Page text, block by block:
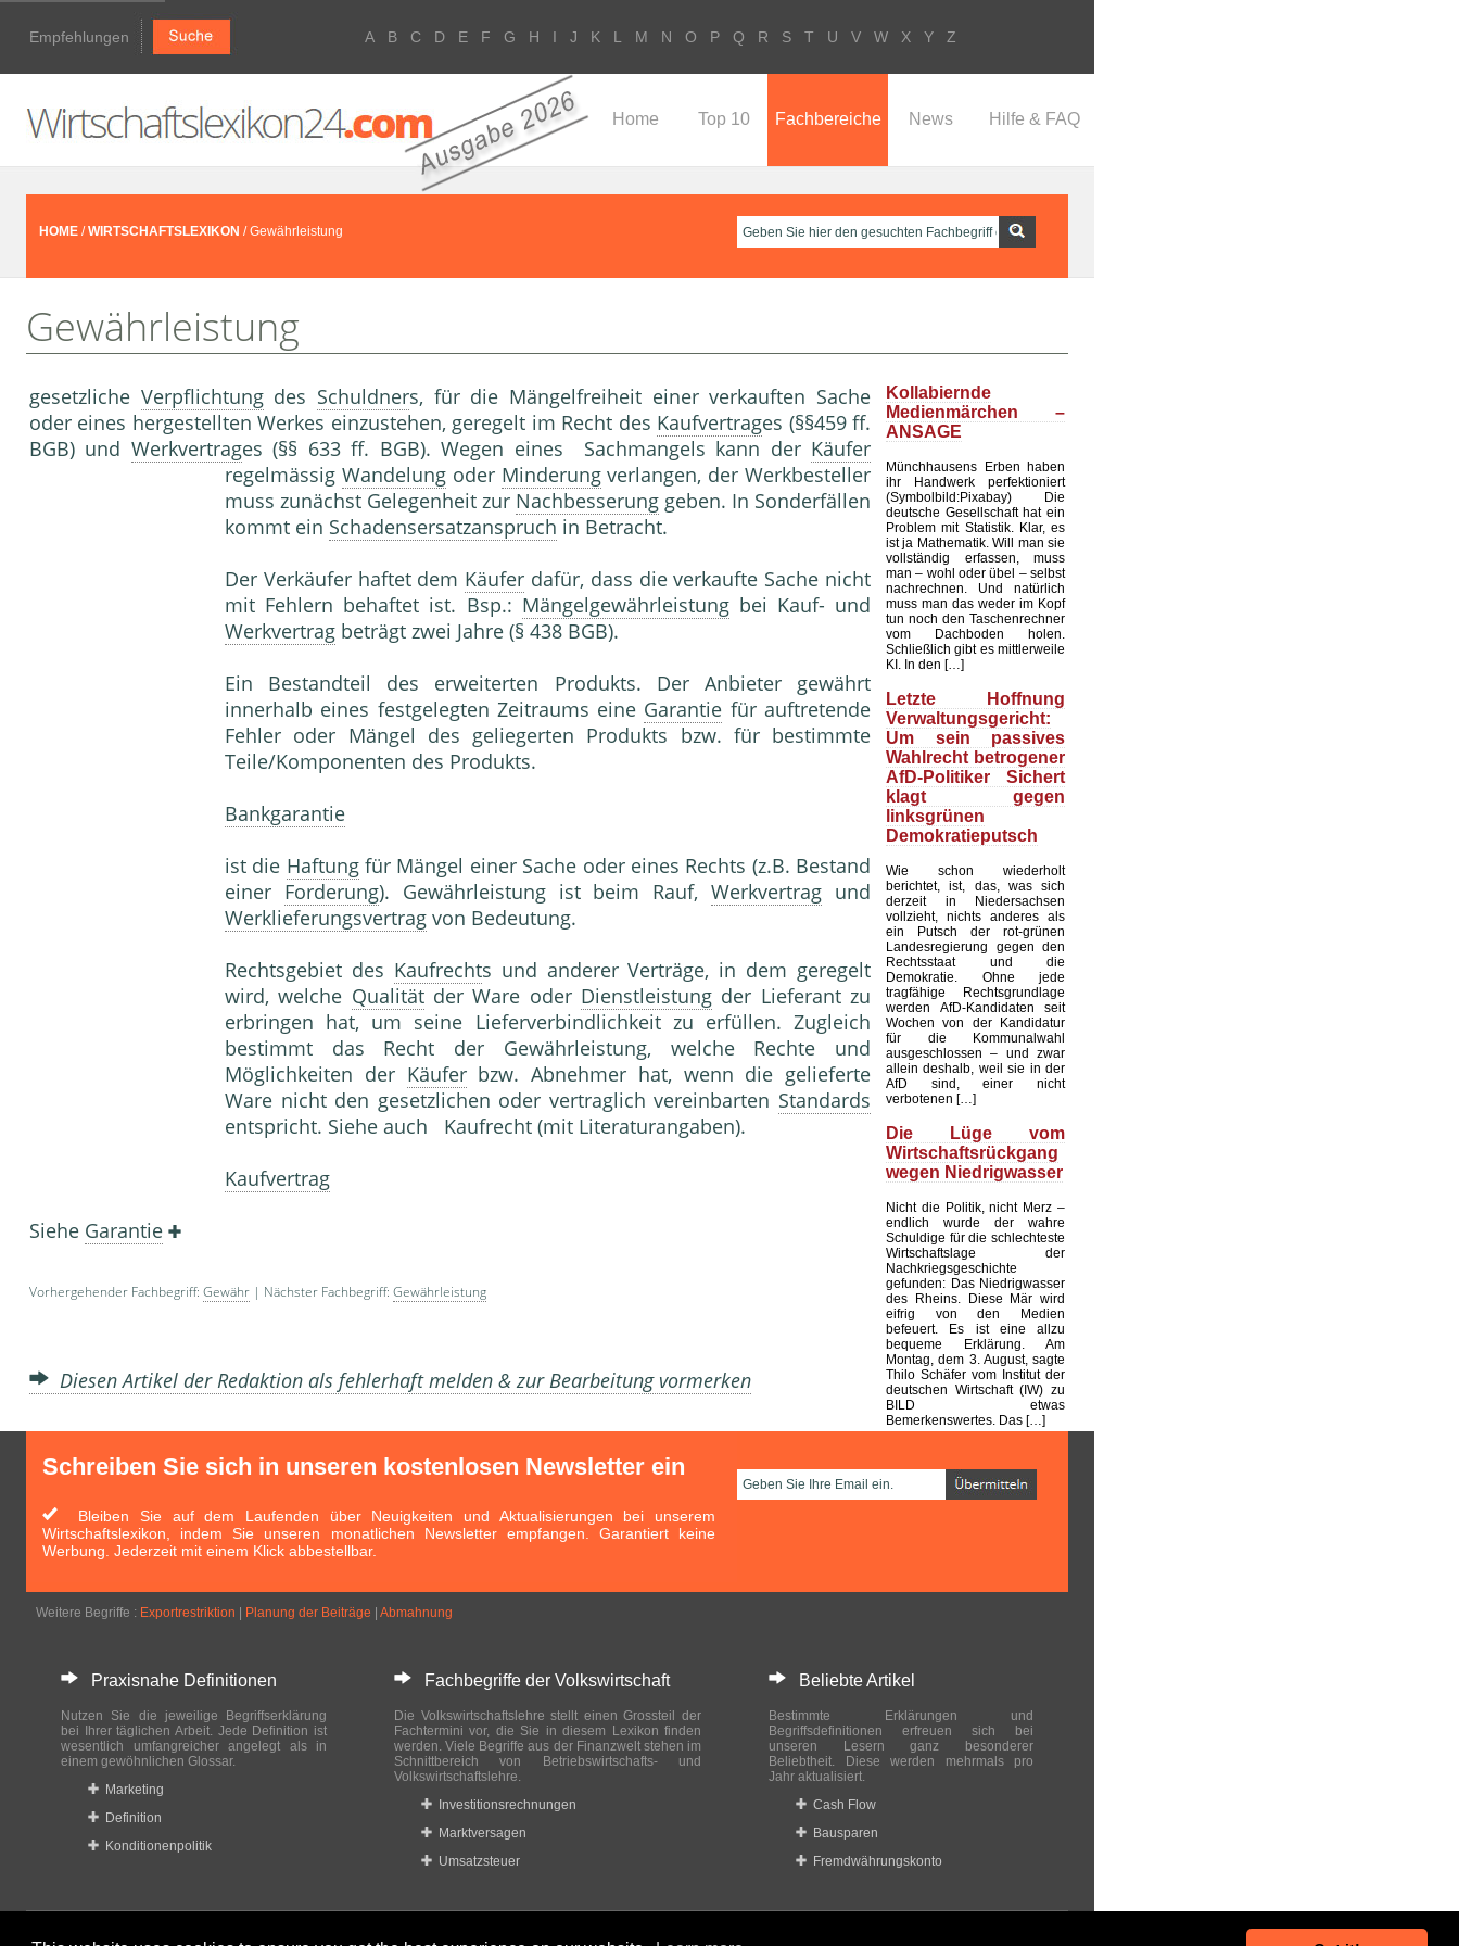
Empfehlungen A B C D E F G H I J K L M N O P Q R S T U V W X Y Z
Home Top 10 Fachbereiche News Hilfe & FAQ
HOME /WIRTSCHAFTSLEXIKON / Gewährleistung
Gewährleistung
gesetzliche Verpflichtungdes Schuldners, für die Mängelfreiheit einer verkauften Sache
oder eines hergestellten Werkes einzustehen, geregelt im Recht des Kaufvertrages (§§459 ff.
BGB) und Werkvertrages (§§ 633 ff. BGB). Wegen eines Sachmangels kann der Käufer
regelmässig Wandelungoder Minderungverlangen, der Werkbesteller
muss zunächst Gelegenheit zur Nachbesserung geben. In Sonderfällen
kommt ein Schadensersatzanspruch in Betracht.
Der Verkäufer haftet dem Käufer dafür, dass die verkaufte Sache nicht
mit Fehlern behaftet ist. Bsp.: Mängelgewährleistungbei Kauf- und
Werkvertrag beträgt zwei Jahre (§ 438 BGB).
Ein Bestandteil des erweiterten Produkts. Der Anbieter gewährt
innerhalb eines festgelegten Zeitraums eine Garantie für auftretende
Fehler oder Mängel des geliegerten Produkts bzw. für bestimmte
Teile/Komponenten des Produkts.
Bankgarantie
ist die Haftungfür Mängel einer Sache oder eines Rechts (z.B. Bestand
einer Forderung). Gewährleistung ist beim Rauf,Werkvertrag und
Werklieferungsvertrag von Bedeutung.
Rechtsgebiet des Kaufrechts und anderer Verträge, in dem geregelt
wird, welche Qualitätder Ware oder Dienstleistung der Lieferant zu
erbringen hat, um seine Lieferverbindlichkeit zu erfüllen. Zugleich
bestimmt das Recht der Gewährleistung, welche Rechte und
Möglichkeiten der Käuferbzw. Abnehmer hat, wenn die gelieferte
Ware nicht den gesetzlichen oder vertraglich vereinbarten Standards
entspricht. Siehe auch Kaufrecht (mit Literaturangaben).
Kaufvertrag
Siehe Garantie
Vorhergehender Fachbegriff: Gewähr | Nächster Fachbegriff: Gewährleistung
Diesen Artikel der Redaktion als fehlerhaft melden & zur Bearbeitung vormerken
Kollabiernde
Medienmärchen –
ANSAGE
Münchhausens Erben haben
ihr Handwerk perfektioniert
(Symbolbild:Pixabay) Die
deutsche Gesellschaft hat ein
Problem mit Statistik. Klar, es
ist ja Mathematik. Will man sie
vollständig erfassen, muss
man – wohl oder übel – selbst
nachrechnen. Und natürlich
muss man das weder im Kopf
tun noch den Taschenrechner
vom Dachboden holen.
Schließlich gibt es mittlerweile
KI. In den […]
Letzte Hoffnung
Verwaltungsgericht:
Um sein passives
Wahlrecht betrogener
AfD-Politiker Sichert
klagt gegen
linksgrünen
Demokratieputsch
Wie schon wiederholt
berichtet, ist, das, was sich
derzeit in Niedersachsen
vollzieht, nichts anderes als
ein Putsch der rot-grünen
Landesregierung gegen den
Rechtsstaat und die
Demokratie. Ohne jede
tragfähige Rechtsgrundlage
werden AfD-Kandidaten seit
Wochen von der Kandidatur
für die Kommunalwahl
ausgeschlossen – und zwar
allein deshalb, weil sie in der
AfD sind, einer nicht
verbotenen […]
Die Lüge vom
Wirtschaftsrückgang
wegen Niedrigwasser
Nicht die Politik, nicht Merz –
endlich wurde der wahre
Schuldige für die schlechteste
Wirtschaftslage der
Nachkriegsgeschichte
gefunden: Das Niedrigwasser
des Rheins. Diese Mär wird
eifrig von den Medien
befeuert. Es ist eine allzu
bequeme Erklärung. Am
Montag, dem 3. August, sagte
Thilo Schäfer vom Institut der
deutschen Wirtschaft (IW) zu
BILD etwas
Bemerkenswertes. Das […]
Schreiben Sie sich in unseren kostenlosen Newsletter ein
Bleiben Sie auf dem Laufenden über Neuigkeiten und Aktualisierungen bei unserem
Wirtschaftslexikon, indem Sie unseren monatlichen Newsletter empfangen. Garantiert keine
Werbung. Jederzeit mit einem Klick abbestellbar.
Weitere Begriffe : Exportrestriktion Planung der Beiträge Abmahnung
Praxisnahe Definitionen
Nutzen Sie die jeweilige Begriffserklärung
bei Ihrer täglichen Arbeit. Jede Definition ist
wesentlich umfangreicher angelegt als in
einem gewöhnlichen Glossar.
Marketing
Definition
Konditionenpolitik
Fachbegriffe der Volkswirtschaft
Die Volkswirtschaftslehre stellt einen Grossteil der
Fachtermini vor, die Sie in diesem Lexikon finden
werden. Viele Begriffe aus der Finanzwelt stehen im
Schnittbereich von Betriebswirtschafts- und
Volkswirtschaftslehre.
Investitionsrechnungen
Marktversagen
Umsatzsteuer
Beliebte Artikel
Bestimmte Erklärungen und
Begriffsdefinitionen erfreuen sich bei
unseren Lesern ganz besonderer
Beliebtheit. Diese werden mehrmals pro
Jahr aktualisiert.
Cash Flow
Bausparen
Fremdwährungskonto